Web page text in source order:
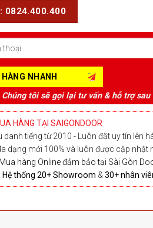
0824.400.400
Chúng tôi sẽ gọi lại tư vấn & hỗ trợ
HÀNG TẠI SAIGONDOOR
danh tiếng từ 2010 - Luôn đặt uy tín lên
dạng mới 100% và luôn được cập nhật
hàng Online đảm bảo tại Sài Gòn
Hệ thống 20+ Showroom & 30+ nhân